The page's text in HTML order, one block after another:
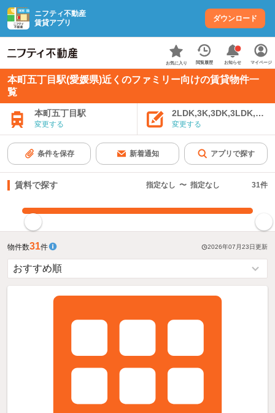
ニフティ不動産
賃貸アプリ
ダウンロード
お気に入り 閲覧履歴 お知らせ マイページ
本町五丁目駅(愛媛県)近くのファミリー向けの賃貸物件一
覧
本町五丁目駅
変更する 変更する
条件を保存 新着通知 アプリで探す
賃料で探す 指定なし 〜 指定なし 31件
物件数31件 2026年07月23日更新